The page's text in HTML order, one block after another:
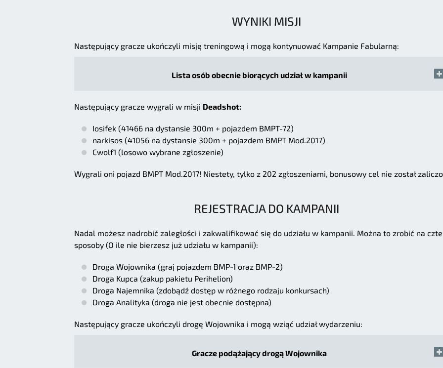
WYNIKI MISJI
Następujący gracze ukończyli misję treningową i mogą kontynuować Kampanie Fabularną:
Lista osób obecnie biorących udział w kampanii
Następujący gracze wygrali w misji Deadshot:
Iosifek (41466 na dystansie 300m + pojazdem BMPT-72)
narkisos (41056 na dystansie 300m + pojazdem BMPT Mod.2017)
Cwolf1 (losowo wybrane zgłoszenie)
Wygrali oni pojazd BMPT Mod.2017! Niestety, tylko z 202 zgłoszeniami, bonusowy cel nie został
REJESTRACJA DO KAMPANII
Nadal możesz nadrobić zaległości i zakwalifikować się do udziału w kampanii. Można to zrobić na
sposoby (O ile nie bierzesz już udziału w kampanii):
Droga Wojownika (graj pojazdem BMP-1 oraz BMP-2)
Droga Kupca (zakup pakietu Perihelion)
Droga Najemnika (zdobądź dostęp w różnego rodzaju konkursach)
Droga Analityka (droga nie jest obecnie dostępna)
Następujący gracze ukończyli drogę Wojownika i mogą wziąć udział wydarzeniu:
Gracze podążający drogą Wojownika